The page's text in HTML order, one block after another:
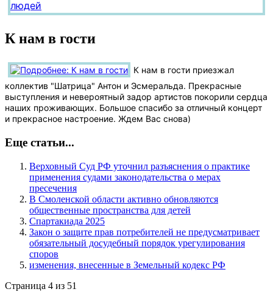
К нам в гости
К нам в гости приезжал
коллектив "Шатрица" Антон и Эсмеральда. Прекрасные
выступления и невероятный задор артистов покорили сердца
наших проживающих. Большое спасибо за отличный концерт
и прекрасное настроение. Ждем Вас снова)
Еще статьи...
Верховный Суд РФ уточнил разъяснения о практике
применения судами законодательства о мерах
пресечения
В Смоленской области активно обновляются
общественные пространства для детей
Спартакиада 2025
Закон о защите прав потребителей не предусматривает
обязательный досудебный порядок урегулирования
споров
изменения, внесенные в Земельный кодекс РФ
Страница 4 из 51